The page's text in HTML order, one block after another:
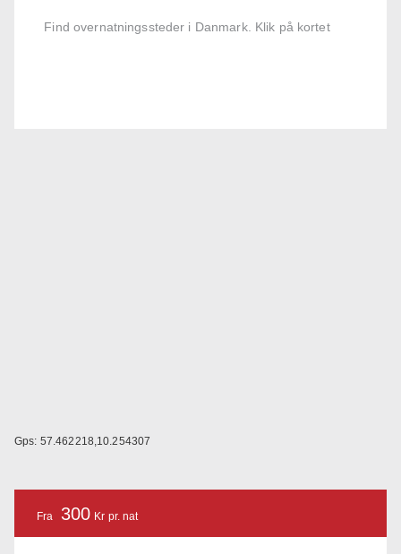
Find overnatningssteder i Danmark. Klik på kortet
Gps: 57.462218,10.254307
Fra 300 Kr pr. nat